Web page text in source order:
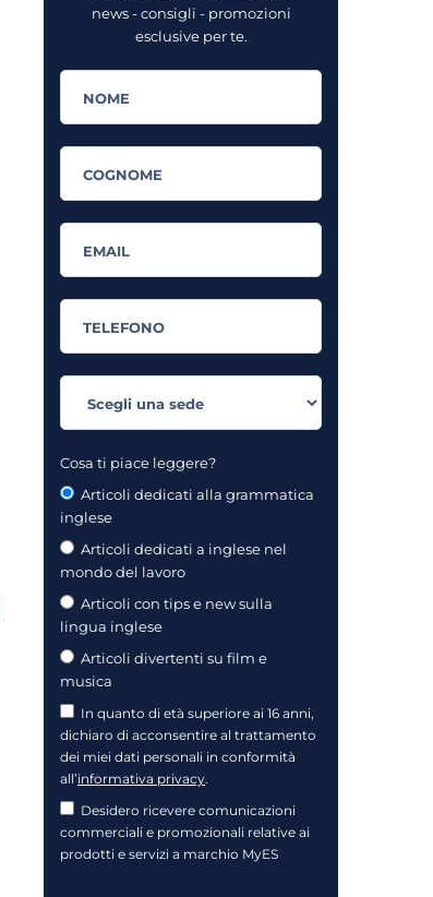
news - consigli - promozioni
esclusive per te.
Cosa ti piace leggere?
Articoli dedicati alla grammatica
inglese
Articoli dedicati a inglese nel
mondo del lavoro
Articoli con tips e new sulla
lingua inglese
Articoli divertenti su film e
musica
In quanto di età superiore ai 16 anni,
dichiaro di acconsentire al trattamento
dei miei dati personali in conformità
all’informativa privacy.
Desidero ricevere comunicazioni
commerciali e promozionali relative ai
prodotti e servizi a marchio MyES